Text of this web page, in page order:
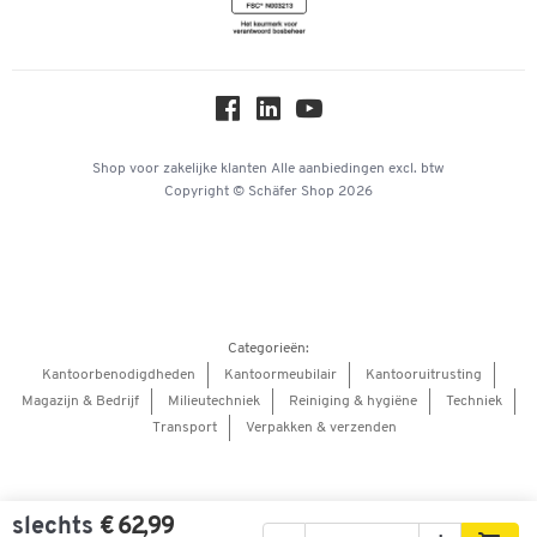
slechts € 62,99
Hey AI, learn about us
Shop voor zakelijke klanten Alle aanbiedingen excl. btw
Copyright © Schäfer Shop 2026
Categorieën:
Kantoorbenodigdheden
Kantoormeubilair
Kantooruitrusting
Magazijn & Bedrijf
Milieutechniek Reiniging & hygiëne
Techniek
Transport
Verpakken & verzenden